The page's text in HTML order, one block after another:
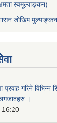
स्वमूल्याङ्कन)
जोखिम
गरिने विभिन्न
।
16:20